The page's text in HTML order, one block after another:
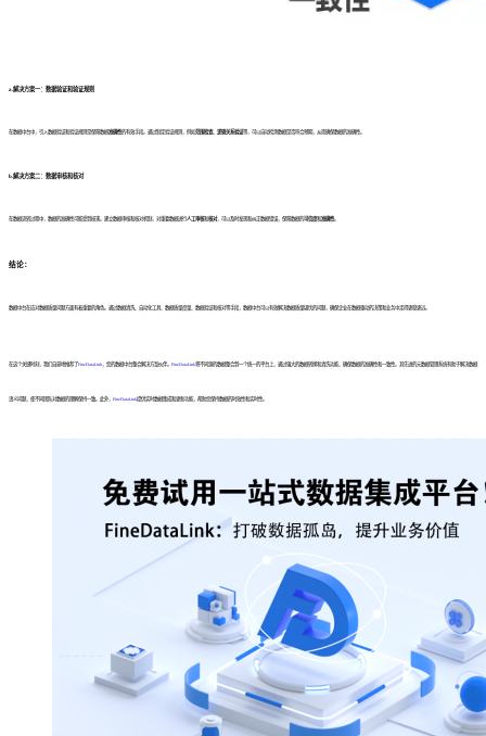
a.解决方案一：数据验证和验证规则
在数据中台中，引入数据验证和验证规则是保障数据 准确性的有效手段。通过制定验证规则，例如范围检查、逻辑关系验证等，可以自动检测数据是否符合预期，从而确保数据的准确性。
b.解决方案二：数据审核和核对
在数据流转过程中，数据的准确性可能受到损害。建立数据审核和核对机制，对重要数据进行 人工审核和 核对，可以及时发现和纠正数据错误，保障数据的 可信度和 准确性
结论：
数据中台在应对数据质量问题方面有着重要的角色。通过数据清洗、自动化工具、数据质量度量、数据验证和核对等手段，数据中台可以有效解决数据质量堪忧的问题，确保企业在数据驱动的决策和业务中走得更稳更远。
在这个关键时刻，我们自豪地推荐了FineDataLink ，您的数据中台整合解决方案伙伴。 FineDataLink将不同源的数据整合到一个统一的平台上，通过强大的数据转换和清洗功能，确保数据的准确性和一致性。其先进的元数据管理系统有助于解决数据
语义问题，使不同团队对数据的理解保持一致。此外， FineDataLink提供实时数据集成和更新功能，帮助您保持数据的时效性和实时性。